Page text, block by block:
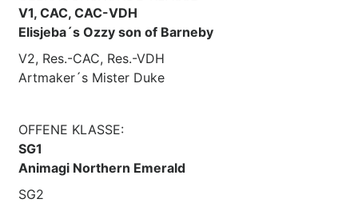
V1, CAC, CAC-VDH
Elisjeba´s Ozzy son of Barneby
V2, Res.-CAC, Res.-VDH
Artmaker´s Mister Duke
OFFENE KLASSE:
SG1
Animagi Northern Emerald
SG2